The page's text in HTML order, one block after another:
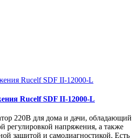
Rucelf SDF II-12000-L
220В для дома и дачи, обладающий
регулировкой напряжения, а также
защитой и самодиагностикой. Есть